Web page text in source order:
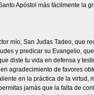
Apóstol más fácilmente la
mío, San Judas Tadeo, que
y predicar su Evangelio,
diste tu vida en defensa y
agradecimiento de favores
en la práctica de la
jamás que la falta de